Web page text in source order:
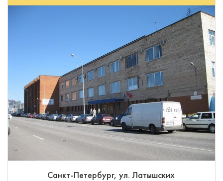
Санкт-Петербург, ул. Латышских